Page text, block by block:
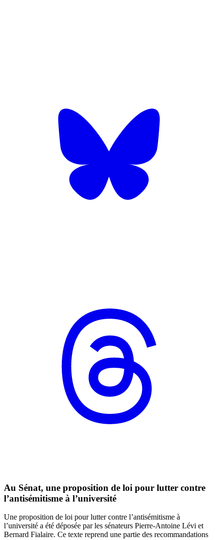
Au Sénat, une proposition de loi pour lutter contre
l’antisémitisme à l’université
Une proposition de loi pour lutter contre l’antisémitisme à
l’université a été déposée par les sénateurs Pierre-Antoine Lévi et
Bernard Fialaire. Ce texte reprend une partie des recommandations